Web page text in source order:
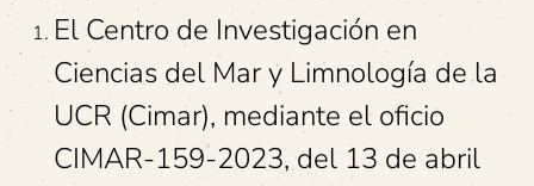
El Centro de Investigación en
Ciencias del Mar y Limnología de la
UCR (Cimar), mediante el oficio
CIMAR-159-2023, del 13 de abril